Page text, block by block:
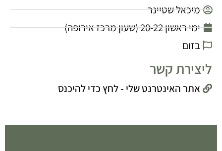
מיכאל שטיינר
ימי ראשון 20-22 (שעון מרכז אירופה)
בזום
ליצירת קשר
אתר האינטרנט שלי - לחץ כדי להיכנס